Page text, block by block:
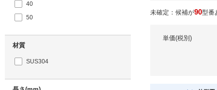
40
50
材質
SUS304
未確定：候補が90型番
単価(税別)